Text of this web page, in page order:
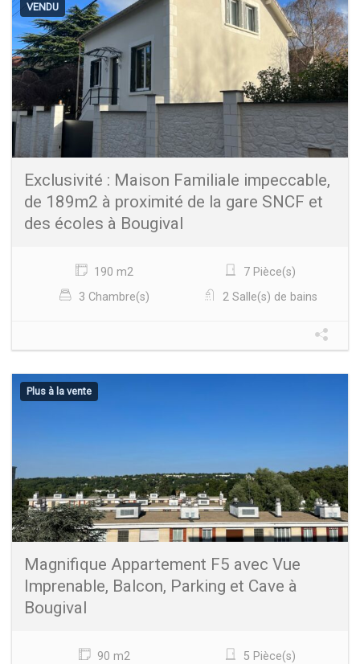
VENDU
Exclusivité : Maison Familiale impeccable,
de 189m2 à proximité de la gare SNCF et
des écoles à Bougival
190 m2
7 Pièce(s)
3 Chambre(s)
2 Salle(s) de bains
Plus à la vente
Magnifique Appartement F5 avec Vue
Imprenable, Balcon, Parking et Cave à
Bougival
90 m2
5 Pièce(s)